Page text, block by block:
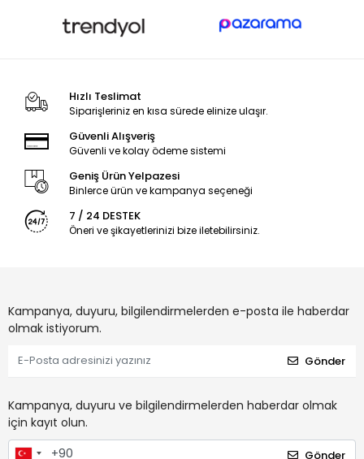
Hızlı Teslimat
Siparişleriniz en kısa sürede elinize ulaşır.
Güvenli Alışveriş
Güvenli ve kolay ödeme sistemi
Geniş Ürün Yelpazesi
Binlerce ürün ve kampanya seçeneği
7 / 24 DESTEK
Öneri ve şikayetlerinizi bize iletebilirsiniz.
Kampanya, duyuru, bilgilendirmelerden e-posta ile haberdar
olmak istiyorum.
Gönder
Kampanya, duyuru ve bilgilendirmelerden haberdar olmak
için kayıt olun.
Gönder